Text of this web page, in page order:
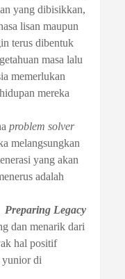
yang dibisikkan,
lisan maupun
terus dibentuk
masa lalu
memerlukan
mereka
problem solver
melangsungkan
yang akan
adalah
Preparing Legacy
dan menarik dari
hal positif
yunior di